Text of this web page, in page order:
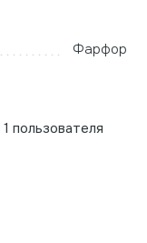
Фарфор
1 пользователя